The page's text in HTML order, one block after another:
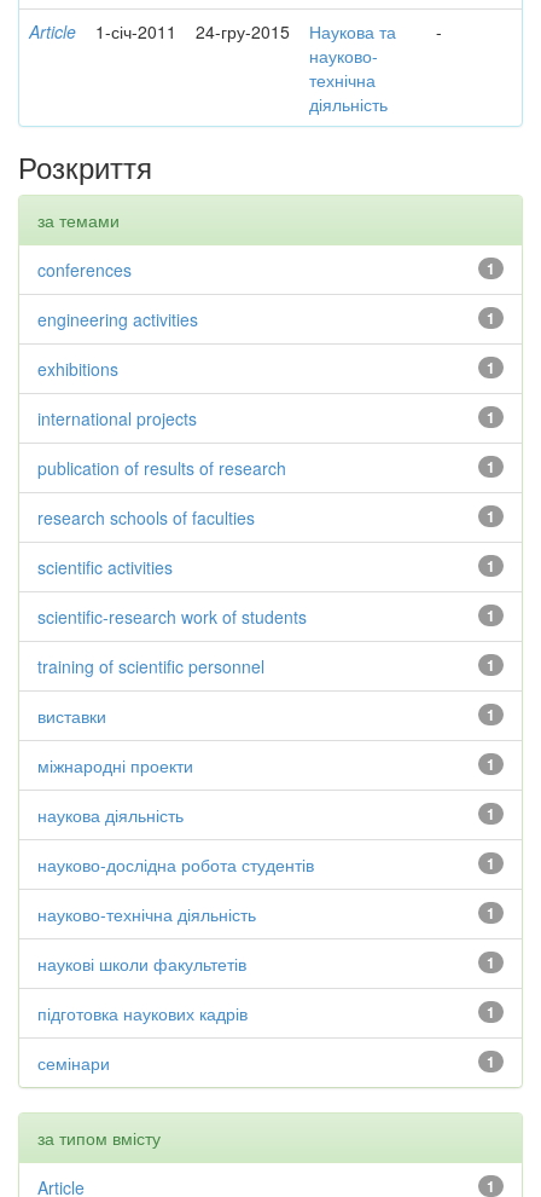
Article 1-січ-2011 24-гру-2015
Наукова та
науково-
технічна
діяльність
-
Розкриття
за темами
1
conferences
1
engineering activities
1
exhibitions
1
international projects
1
publication of results of research
1
research schools of faculties
1
scientific activities
1
scientific-research work of students
1
training of scientific personnel
1
виставки
1
міжнародні проекти
1
наукова діяльність
1
науково-дослідна робота студентів
1
науково-технічна діяльність
1
наукові школи факультетів
1
підготовка наукових кадрів
1
семінари
за типом вмісту
1
Article